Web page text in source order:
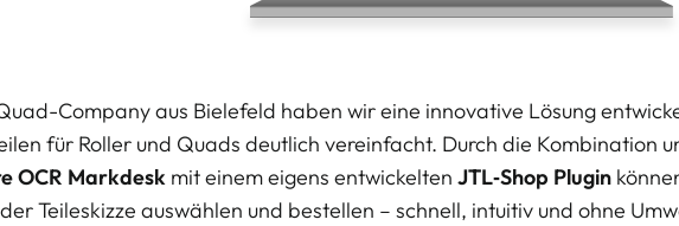
Company aus Bielefeld haben wir eine innovative Lösung
für Roller und Quads deutlich vereinfacht. Durch die Kombination
OCR Markdesk mit einem eigens entwickelten JTL‑Shop Plugin
Teileskizze auswählen und bestellen – schnell, intuitiv und ohne